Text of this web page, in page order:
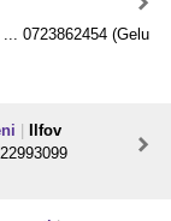
0723862454 (Gelu
Ilfov